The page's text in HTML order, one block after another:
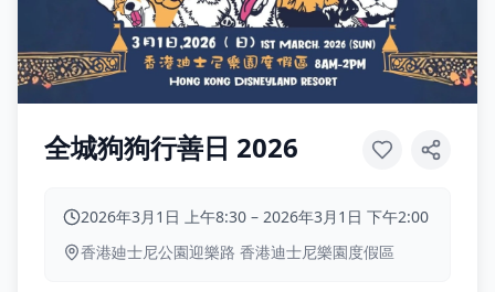
全城狗狗行善日 2026
2026年3月1日 上午8:30 – 2026年3月1日 下午2:00
香港廸士尼公園迎樂路 香港迪士尼樂園度假區